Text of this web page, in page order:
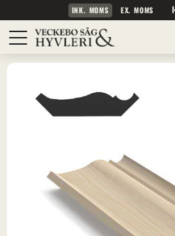
Meny
INK. MOMS EX. MOMS